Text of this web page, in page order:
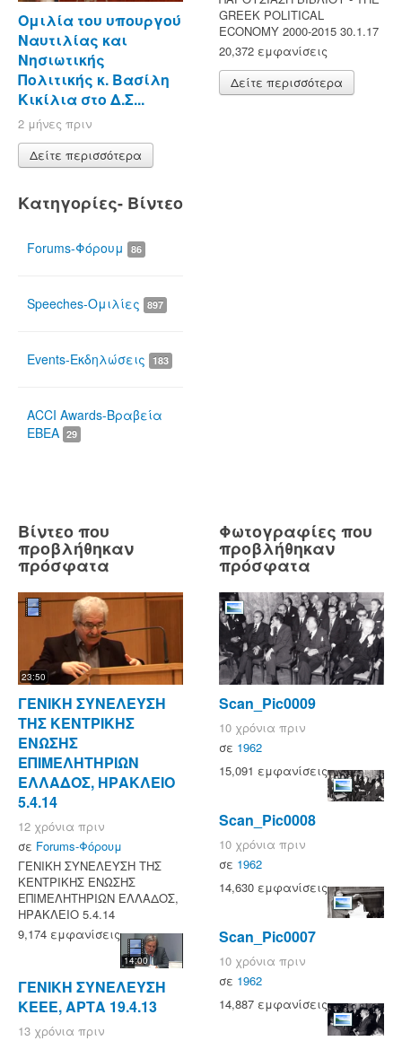
Ομιλία του υπουργού
Ναυτιλίας και
Νησιωτικής
Πολιτικής κ. Βασίλη
Κικίλια στο Δ.Σ...
2 μήνες πριν
Δείτε περισσότερα
Κατηγορίες- Βίντεο
Forums-Φόρουμ 86
Speeches-Ομιλίες 897
Events-Εκδηλώσεις 183
ACCI Awards-Βραβεία
ΕΒΕΑ 29
GREEK POLITICAL
ECONOMY 2000-2015 30.1.17
20,372 εμφανίσεις
Δείτε περισσότερα
Βίντεο που
προβλήθηκαν
πρόσφατα
23:50
ΓΕΝΙΚΗ ΣΥΝΕΛΕΥΣΗ
ΤΗΣ ΚΕΝΤΡΙΚΗΣ
ΕΝΩΣΗΣ
ΕΠΙΜΕΛΗΤΗΡΙΩΝ
ΕΛΛΑΔΟΣ, ΗΡΑΚΛΕΙΟ
5.4.14
12 χρόνια πριν
σε Forums-Φόρουμ
ΓΕΝΙΚΗ ΣΥΝΕΛΕΥΣΗ ΤΗΣ
ΚΕΝΤΡΙΚΗΣ ΕΝΩΣΗΣ
ΕΠΙΜΕΛΗΤΗΡΙΩΝ ΕΛΛΑΔΟΣ,
ΗΡΑΚΛΕΙΟ 5.4.14
9,174 εμφανίσεις
14:00
ΓΕΝΙΚΗ ΣΥΝΕΛΕΥΣΗ
ΚΕΕΕ, ΑΡΤΑ 19.4.13
13 χρόνια πριν
Φωτογραφίες που
προβλήθηκαν
πρόσφατα
Scan_Pic0009
10 χρόνια πριν
σε 1962
15,091 εμφανίσεις
Scan_Pic0008
10 χρόνια πριν
σε 1962
14,630 εμφανίσεις
Scan_Pic0007
10 χρόνια πριν
σε 1962
14,887 εμφανίσεις